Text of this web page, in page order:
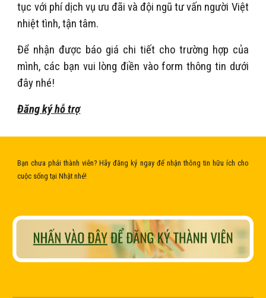
tục với phí dịch vụ ưu đãi và đội ngũ tư vấn người Việt
nhiệt tình, tận tâm.
Để nhận được báo giá chi tiết cho trường hợp của
mình, các bạn vui lòng điền vào form thông tin dưới
đây nhé!
Đăng ký hỗ trợ
Bạn chưa phải thành viên? Hãy đăng ký ngay để nhận thông tin hữu ích cho
cuộc sống tại Nhật nhé!